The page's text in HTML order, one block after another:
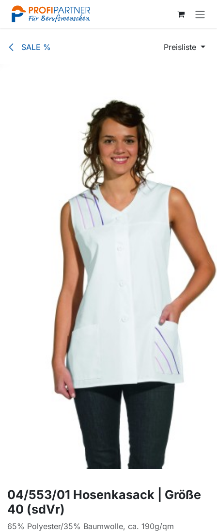
Zum Inhalt springen
SALE % Preisliste
04/553/01 Hosenkasack | Größe
40 (sdVr)
65% Polyester/35% Baumwolle, ca. 190g/qm